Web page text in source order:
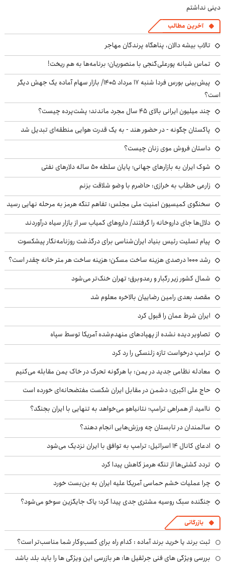
دینی نداشتم
آخرین مطالب
تالاب بیشه دالان، پناهگاه پرندگان مهاجر
تماس شبانه پورعلی‌گنجی با منصوریان؛ برنامه‌ها به هم ریخت!
پیش‌بینی بورس فردا شنبه ۱۷ مرداد ۱۴۰۵/ بازار سهام آماده یک جهش دیگر
است؟
چند میلیون ایرانی بالای ۴۵ سال مجرد ماندند؛ پشت‌پرده چیست؟
پاکستان چگونه - در حضور هند - به یک قدرت هوایی منطقه‌ای تبدیل شد
داستان فروش موی زنان چیست؟
شوک ایران به بازارهای جهانی؛ پایان سلطه ۵۰ ساله دلارهای نفتی
زارعی خطاب به خرازی: حاضرم با وضو شلاقت بزنم
سخنگوی کمیسیون امنیت ملی مجلس: تفاهم تنگه هرمز به مرحله نهایی رسید
دلال‌ها جای داروخانه را گرفتند/ داروهای کمیاب سر از بازار سیاه درآوردند
پیام تسلیت رئیس بنیاد ایران‌شناسی برای درگذشت روزنامه‌نگار پیشکسوت
رشد ۱۰۰۰ درصدی هزینه ساخت مسکن؛ هزینه ساخت هر متر خانه چقدر است؟
شمال کشور زیر رگبار و رعدوبرق؛ تهران خنک‌تر می‌شود
مقصد بعدی رامین رضاییان بالاخره معلوم شد
ایران شرط عمان را قبول کرد
تصاویر دیده نشده از پهپادهای منهدم‌شده آمریکا توسط سپاه
ترامپ درخواست تازه زلنسکی را رد کرد
معادله نظامی جدید در یمن: با هرگونه تحرک در خاک یمن مقابله می‌کنیم
حاج علی اکبری: دشمن در مقابل ایران شکست مفتضحانه‌ای خورده است
ناامید از همراهی ترامپ؛ نتانیاهو می‌خواهد به تنهایی با ایران بجنگد؟
سالمندان در تابستان چه ورزش‌هایی انجام دهند؟
ادعای کانال ۱۴ اسرائیل: ترامپ به توافق با ایران نزدیک می‌شود
تردد کشتی‌ها از تنگه هرمز کاهش پیدا کرد
چرا عملیات خشم حماسی آمریکا علیه ایران به بن‌بست خورد
جنگنده سبک روسیه مشتری جدی پیدا کرد؛ یاک جایگزین سوخو می‌شود؟
بازرگانی
ثبت برند یا خرید برند آماده : کدام راه برای کسب‌وکار شما مناسب‌تر است؟
بررسی ویژگی های فنی جرثقیل ها: هر بازرسی این ویژگی ها را باید بلد باشد